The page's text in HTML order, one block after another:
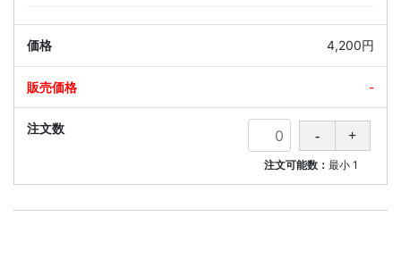
4,200円
-
注文可能数：最小 1